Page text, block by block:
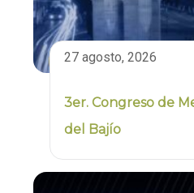
27 agosto, 2026
3er. Congreso de
del Bajío